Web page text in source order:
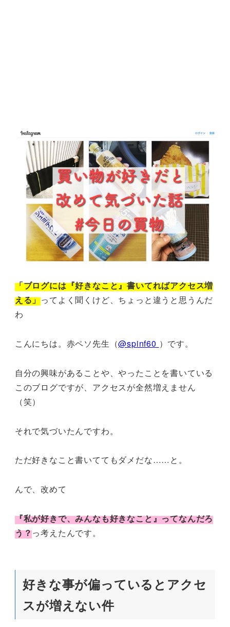
「ブログには『好きなこと』書いてればアクセス増
える」ってよく聞くけど、ちょっと違うと思うんだ
わ
こんにちは。赤ペソ先生（@spinf60 ）です。
自分の興味があることや、やったことを書いている
このブログですが、アクセスが全然増えません
（笑）
それで気づいたんですわ。
ただ好きなこと書いててもダメだな……と。
んで、改めて
『私が好きで、みんなも好きなこと』ってなんだろ
う？っ考えたんです。
好きな事が偏っているとアクセ
スが増えない件